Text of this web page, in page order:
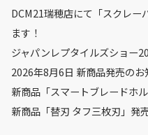
DCM21瑞穂店にて「スクレー
ます！
ジャパンレプタイルズショー
2026年8月6日 新商品発売のお
新商品「スマートブレードホ
新商品「替刃 タフ三枚刃」発